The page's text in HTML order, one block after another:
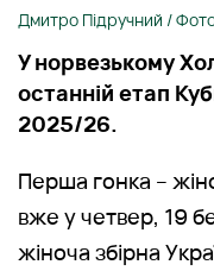
Дмитро Підручний /
У норвезькому
останній етап
2025/26.
Перша гонка –
вже у четвер, 19
жіноча збірна